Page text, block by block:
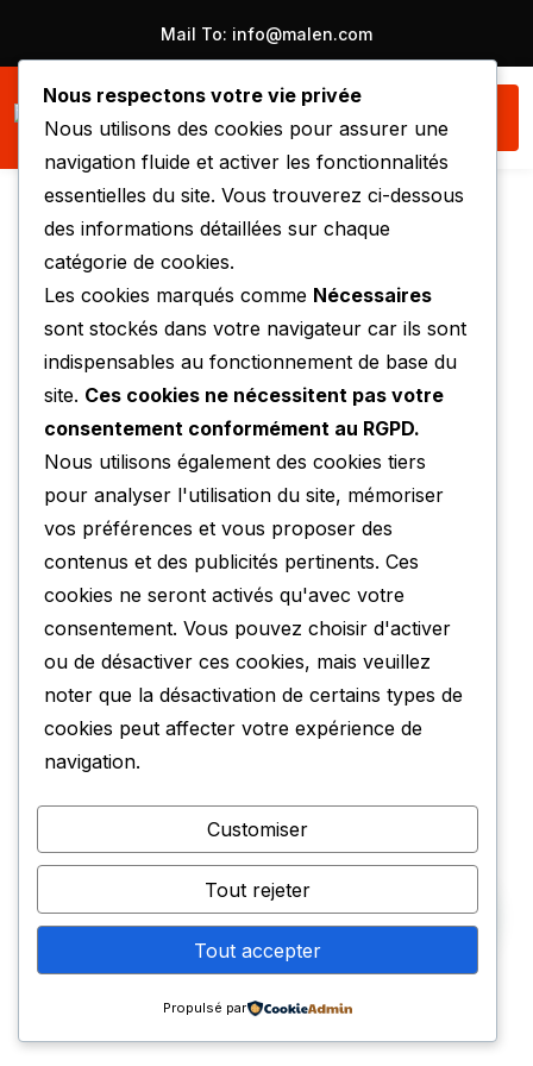
Mail To: info@malen.com
Nous respectons votre vie privée
Nous utilisons des cookies pour assurer une
navigation fluide et activer les fonctionnalités
essentielles du site. Vous trouverez ci-dessous
des informations détaillées sur chaque
catégorie de cookies.
Les cookies marqués comme Nécessaires
sont stockés dans votre navigateur car ils sont
indispensables au fonctionnement de base du
site. Ces cookies ne nécessitent pas votre
consentement conformément au RGPD.
Nous utilisons également des cookies tiers
pour analyser l'utilisation du site, mémoriser
vos préférences et vous proposer des
contenus et des publicités pertinents. Ces
cookies ne seront activés qu'avec votre
consentement. Vous pouvez choisir d'activer
ou de désactiver ces cookies, mais veuillez
noter que la désactivation de certains types de
cookies peut affecter votre expérience de
navigation.
Customiser
Tout rejeter
Tout accepter
Propulsé par